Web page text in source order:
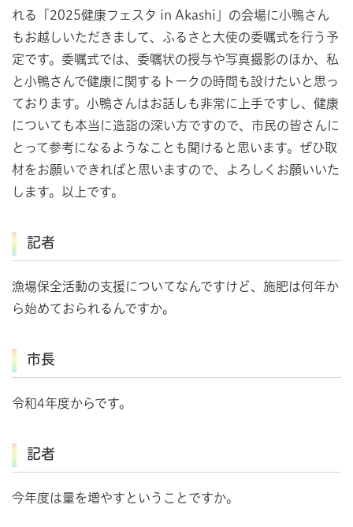
れる「2025健康フェスタ in Akashi」の会場に小鴨さん
もお越しいただきまして、ふるさと大使の委嘱式を行う予
定です。委嘱式では、委嘱状の授与や写真撮影のほか、私
と小鴨さんで健康に関するトークの時間も設けたいと思っ
ております。小鴨さんはお話しも非常に上手ですし、健康
についても本当に造詣の深い方ですので、市民の皆さんに
とって参考になるようなことも聞けると思います。ぜひ取
材をお願いできればと思いますので、よろしくお願いいた
します。以上です。
記者
漁場保全活動の支援についてなんですけど、施肥は何年か
ら始めておられるんですか。
市長
令和4年度からです。
記者
今年度は量を増やすということですか。